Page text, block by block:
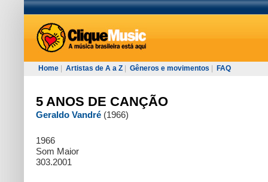
Home Artistas de A a Z Gêneros e movimentos FAQ
5 ANOS DE CANÇÃO
Geraldo Vandré (1966)
1966
Som Maior
303.2001